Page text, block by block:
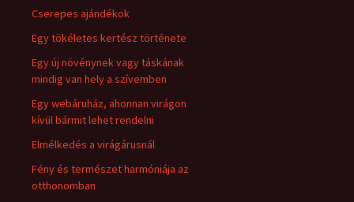
Cserepes ajándékok
Egy tökéletes kertész története
Egy új növénynek vagy táskának
mindig van hely a szívemben
Egy webáruház, ahonnan virágon
kívül bármit lehet rendelni
Elmélkedés a virágárusnál
Fény és természet harmóniája az
otthonomban